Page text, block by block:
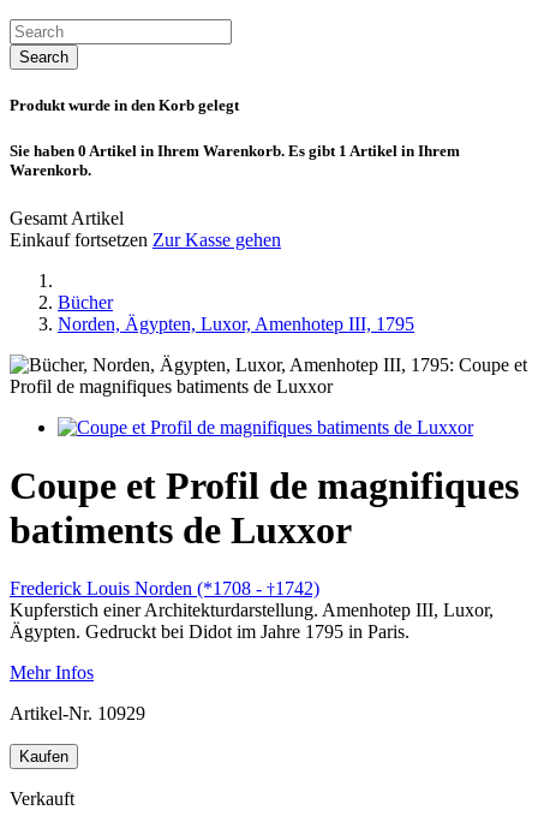
Search
Produkt wurde in den Korb gelegt
Sie haben 0 Artikel in Ihrem Warenkorb. Es gibt 1 Artikel in Ihrem
Warenkorb.
Gesamt Artikel
Einkauf fortsetzen Zur Kasse gehen
Bücher
Norden, Ägypten, Luxor, Amenhotep III, 1795
Coupe et Profil de magnifiques
batiments de Luxxor
Frederick Louis Norden (*1708 - †1742)
Kupferstich einer Architekturdarstellung. Amenhotep III, Luxor,
Ägypten. Gedruckt bei Didot im Jahre 1795 in Paris.
Mehr Infos
Artikel-Nr. 10929
Kaufen
Verkauft